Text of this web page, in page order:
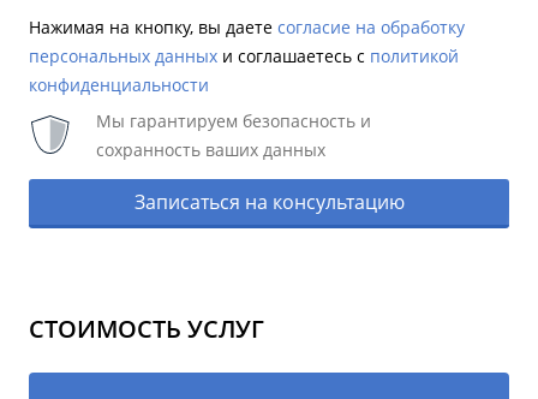
Нажимая на кнопку, вы даете согласие на обработку
персональных данных и соглашаетесь c политикой
конфиденциальности
Мы гарантируем безопасность и
сохранность ваших данных
Записаться на консультацию
СТОИМОСТЬ УСЛУГ